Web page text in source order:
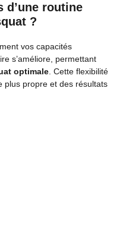
d’une routine
?
vos capacités
s’améliore, permettant
optimale . Cette flexibilité
plus propre et des résultats